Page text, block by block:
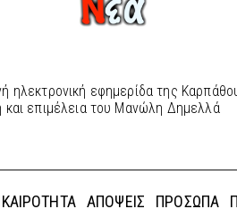
ηλεκτρονική εφημερίδα της
και επιμέλεια του Μανώλη Δημελλά
ΑΠΌΨΕΙΣ ΠΡΌΣΩΠΑ